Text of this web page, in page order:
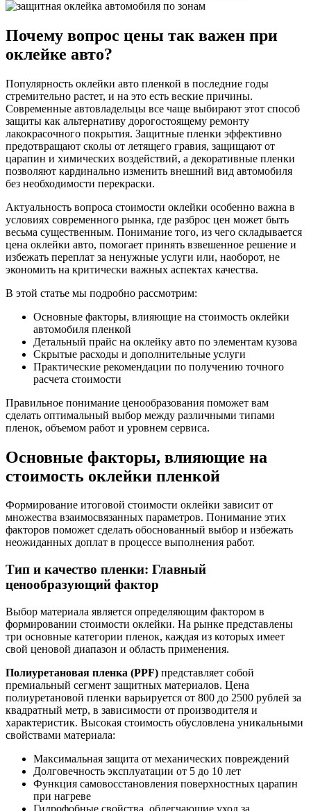
Почему вопрос цены так важен при
оклейке авто?
Популярность оклейки авто пленкой в последние годы
стремительно растет, и на это есть веские причины.
Современные автовладельцы все чаще выбирают этот способ
защиты как альтернативу дорогостоящему ремонту
лакокрасочного покрытия. Защитные пленки эффективно
предотвращают сколы от летящего гравия, защищают от
царапин и химических воздействий, а декоративные пленки
позволяют кардинально изменить внешний вид автомобиля
без необходимости перекраски.
Актуальность вопроса стоимости оклейки особенно важна в
условиях современного рынка, где разброс цен может быть
весьма существенным. Понимание того, из чего складывается
цена оклейки авто, помогает принять взвешенное решение и
избежать переплат за ненужные услуги или, наоборот, не
экономить на критически важных аспектах качества.
В этой статье мы подробно рассмотрим:
Основные факторы, влияющие на стоимость оклейки
автомобиля пленкой
Детальный прайс на оклейку авто по элементам кузова
Скрытые расходы и дополнительные услуги
Практические рекомендации по получению точного
расчета стоимости
Правильное понимание ценообразования поможет вам
сделать оптимальный выбор между различными типами
пленок, объемом работ и уровнем сервиса.
Основные факторы, влияющие на
стоимость оклейки пленкой
Формирование итоговой стоимости оклейки зависит от
множества взаимосвязанных параметров. Понимание этих
факторов поможет сделать обоснованный выбор и избежать
неожиданных доплат в процессе выполнения работ.
Тип и качество пленки: Главный
ценообразующий фактор
Выбор материала является определяющим фактором в
формировании стоимости оклейки. На рынке представлены
три основные категории пленок, каждая из которых имеет
свой ценовой диапазон и область применения.
Полиуретановая пленка (PPF) представляет собой
премиальный сегмент защитных материалов. Цена
полиуретановой пленки варьируется от 800 до 2500 рублей за
квадратный метр, в зависимости от производителя и
характеристик. Высокая стоимость обусловлена уникальными
свойствами материала:
Максимальная защита от механических повреждений
Долговечность эксплуатации от 5 до 10 лет
Функция самовосстановления поверхностных царапин
при нагреве
Гидрофобные свойства, облегчающие уход за